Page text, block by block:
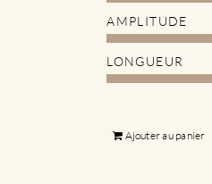
AMPLITUDE
LONGUEUR
Ajouter au panier